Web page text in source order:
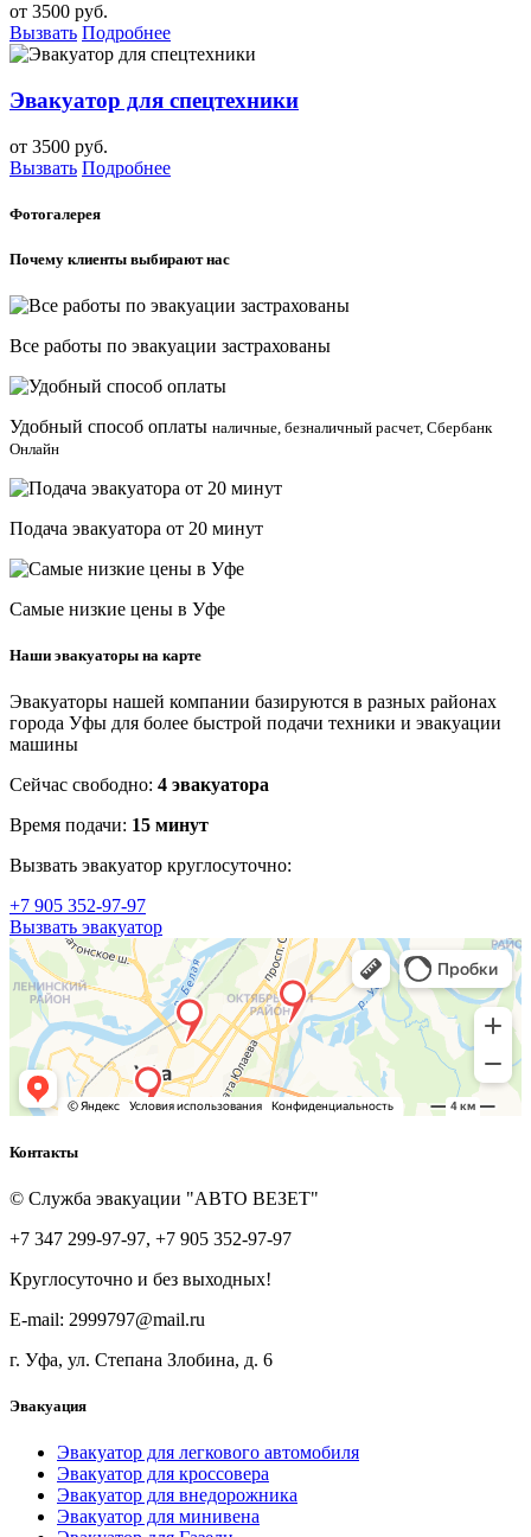
от 3500 руб.
Вызвать Подробнее
Эвакуатор для спецтехники
от 3500 руб.
Вызвать Подробнее
Фотогалерея
Почему клиенты выбирают нас
Все работы по эвакуации застрахованы
Удобный способ оплаты наличные, безналичный расчет, Сбербанк
Онлайн
Подача эвакуатора от 20 минут
Самые низкие цены в Уфе
Наши эвакуаторы на карте
Эвакуаторы нашей компании базируются в разных районах
города Уфы для более быстрой подачи техники и эвакуации
машины
Сейчас свободно: 4 эвакуатора
Время подачи: 15 минут
Вызвать эвакуатор круглосуточно:
+7 905 352-97-97
Вызвать эвакуатор
Контакты
© Служба эвакуации "АВТО ВЕЗЕТ"
+7 347 299-97-97, +7 905 352-97-97
Круглосуточно и без выходных!
E-mail: 2999797@mail.ru
г. Уфа, ул. Степана Злобина, д. 6
Эвакуация
Эвакуатор для легкового автомобиля
Эвакуатор для кроссовера
Эвакуатор для внедорожника
Эвакуатор для минивена